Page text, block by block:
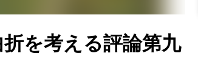
を考える評論第九